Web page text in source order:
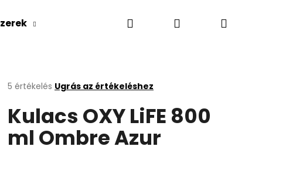
KeresésBejelentkezés
Kosár
A
átlagos
értékelése
ből
5 értékelés Ugrás az értékeléshez
Kulacs OXY LiFE 800
ml Ombre Azur